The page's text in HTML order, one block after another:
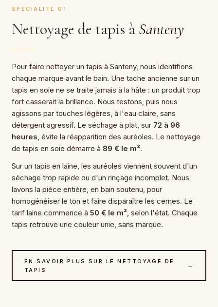
SPÉCIALITÉ 01
Nettoyage de tapis à Santeny
Pour faire nettoyer un tapis à Santeny, nous identifions
chaque marque avant le bain. Une tache ancienne sur un
tapis en soie ne se traite jamais à la hâte : un produit trop
fort casserait la brillance. Nous testons, puis nous
agissons par touches légères, à l'eau claire, sans
détergent agressif. Le séchage à plat, sur 72 à 96
heures , évite la réapparition des auréoles. Le nettoyage
de tapis en soie démarre à 89 € le m².
Sur un tapis en laine, les auréoles viennent souvent d'un
séchage trop rapide ou d'un rinçage incomplet. Nous
lavons la pièce entière, en bain soutenu, pour
homogénéiser le ton et faire disparaître les cernes. Le
tarif laine commence à 50 € le m² , selon l'état. Chaque
tapis retrouve une couleur unie, sans marque.
EN SAVOIR PLUS SUR LE NETTOYAGE DE
TAPIS
→